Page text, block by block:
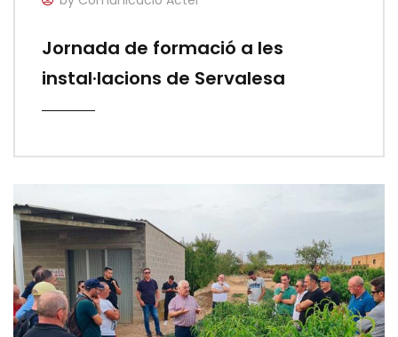
Jornada de formació a les
instal·lacions de Servalesa